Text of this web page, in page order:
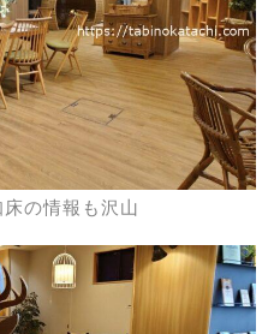
の情報も沢山